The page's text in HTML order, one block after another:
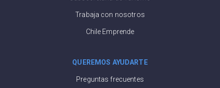
Trabaja con nosotros
Chile Emprende
QUEREMOS AYUDARTE
Preguntas frecuentes